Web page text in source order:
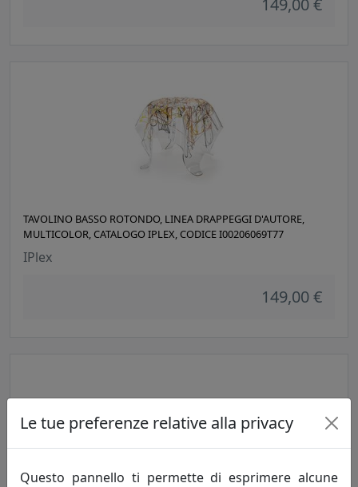
149,00 €
TAVOLINO BASSO ROTONDO, LINEA DRAPPEGGI D'AUTORE,
MULTICOLOR, CATALOGO IPLEX, CODICE I00206069T77
IPlex
149,00 €
Le tue preferenze relative alla privacy
Questo pannello ti permette di esprimere alcune